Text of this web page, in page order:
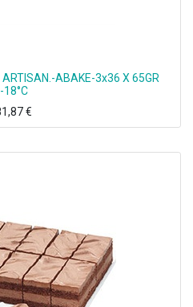
ABAKE-3x36 X 65GR
-18°C
€